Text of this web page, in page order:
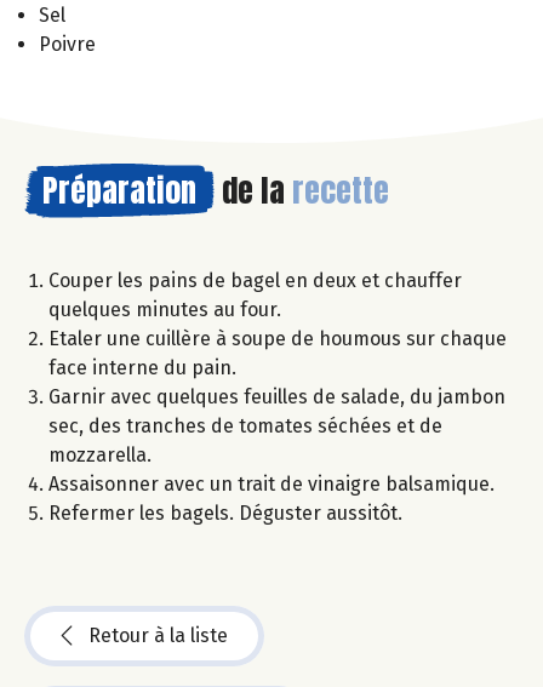
Sel
Poivre
Préparation de la recette
Couper les pains de bagel en deux et chauffer
quelques minutes au four.
Etaler une cuillère à soupe de houmous sur chaque
face interne du pain.
Garnir avec quelques feuilles de salade, du jambon
sec, des tranches de tomates séchées et de
mozzarella.
Assaisonner avec un trait de vinaigre balsamique.
Refermer les bagels. Déguster aussitôt.
Retour à la liste